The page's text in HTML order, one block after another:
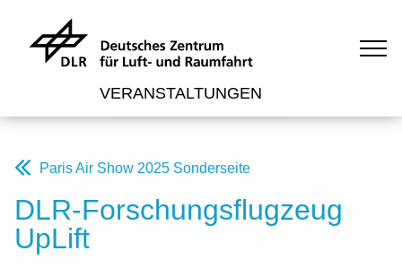
VERANSTALTUNGEN
Paris Air Show 2025 Sonderseite
DLR-Forschungsflugzeug
UpLift